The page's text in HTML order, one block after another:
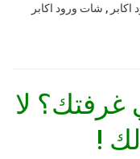
, شات ورود اكابر
لا
!